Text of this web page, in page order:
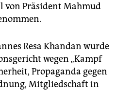
von Präsident Mahmud
Resa Khandan wurde
wegen „Kampf
Propaganda gegen
Mitgliedschaft in